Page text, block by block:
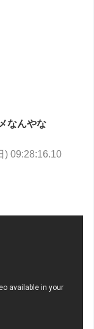
なんやな
) 09:28:16.10